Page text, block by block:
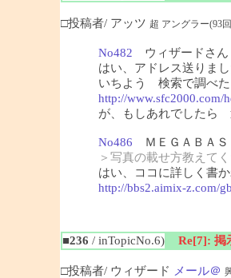
□投稿者/ アッツ 超 アングラー(93
No482 ウィザードさ
はい、アドレス送りまし
いちよう 検索で調べた
http://www.sfc2000.com/
が、もしあれでしたら
No486 ＭＥＧＡＢＡ
＞写真の載せ方教えて
はい、ココに詳しく書
http://bbs2.aimix-z.com/
■236 / inTopicNo.6)
Re[7]: 掲
□投稿者/ ウィザード
メール＠